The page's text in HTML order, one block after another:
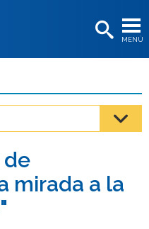
MENÚ
os
os
os
de
mirada a la